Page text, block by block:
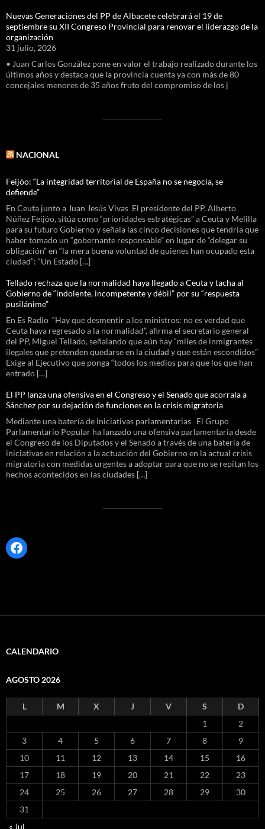
Nuevas Generaciones del PP de Albacete celebrará el 19 de
septiembre su XII Congreso Provincial para renovar el liderazgo de la
organización
31 julio, 2026
• Juan Carlos González pone en valor el trabajo realizado durante los
últimos años y destaca que la provincia cuenta ya con más de 80
concejales menores de 35 años fruto del compromiso de los j
NACIONAL
Feijóo: “La integridad territorial de España no se negocia, se
defiende”
En Ceuta junto a Juan Jesús Vivas El presidente del PP, Alberto
Núñez Feijóo, sitúa como “prioridades estratégicas” a Ceuta y Melilla
para su futuro Gobierno y señala las cinco decisiones que tendría que
haber tomado un “gobernante responsable” en lugar de “delegar su
obligación” en “la mera buena voluntad de quienes han ocupado esta
ciudad”: “Un Estado […]
Tellado rechaza que la normalidad haya llegado a Ceuta y tacha al
Gobierno de “indolente, incompetente y débil” por su “respuesta
pusilánime”
En Es Radio “Hay que desmentir a los ministros: no es verdad que
Ceuta haya regresado a la normalidad”, afirma el secretario general
del PP, Miguel Tellado, señalando que aún hay “miles de inmigrantes
ilegales que pretenden quedarse en la ciudad y que están escondidos”
Exige al Ejecutivo que ponga “todos los medios para que los que han
entrado […]
El PP lanza una ofensiva en el Congreso y el Senado que acorrala a
Sánchez por su dejación de funciones en la crisis migratoria
Mediante una batería de iniciativas parlamentarias El Grupo
Parlamentario Popular ha lanzado una ofensiva parlamentaria desde
el Congreso de los Diputados y el Senado a través de una batería de
iniciativas en relación a la actuación del Gobierno en la actual crisis
migratoria con medidas urgentes a adoptar para que no se repitan los
hechos acontecidos en las ciudades […]
Facebook
CALENDARIO
AGOSTO 2026
L M X J V S
D
1
2
3
4 5 6 7 8
9
10
11 12 13 14 15
16
17
18 19 20 21 22
23
24
25 26 27 28 29
30
31
« Jul